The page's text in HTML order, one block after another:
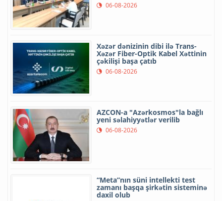
06-08-2026
Xəzər dənizinin dibi ilə Trans-
Xəzər Fiber-Optik Kabel Xəttinin
çəkilişi başa çatıb
06-08-2026
AZCON-a "Azərkosmos"la bağlı
yeni səlahiyyətlər verilib
06-08-2026
“Meta”nın süni intellekti test
zamanı başqa şirkətin sisteminə
daxil olub